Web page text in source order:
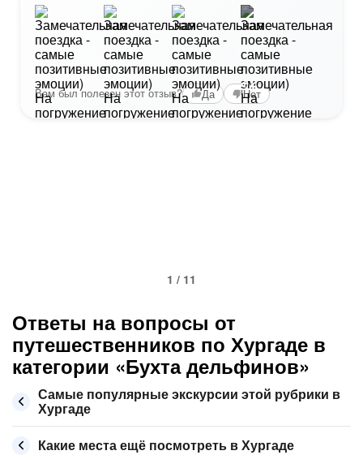
+2
Вам был полезен этот отзыв? Да Нет
1 / 11
Ответы на вопросы от
путешественников по Хургаде в
категории «Бухта дельфинов»
Самые популярные экскурсии этой рубрики в
Хургаде
Какие места ещё посмотреть в Хургаде